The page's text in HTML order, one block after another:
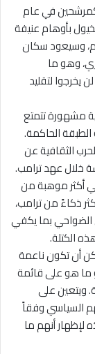
في عام
بأوهام عنيفة
وسيعود سكان
وهو ما
يخرجوا لتقليد
مشهورة تتمتع
الطبقة الحاكمة.
الثقافية عن
خلال عهد ترامب.
أكثر موهبة من
ذكاءً من ترامب،
بما يكفي
الكتلة.
أن تكون ناعمة
ما هو على قائمة
مستخدمة. ويتعين على
السياسي وفقاً
لإظهار أنهم ما